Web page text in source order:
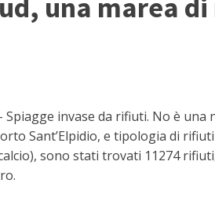
una marea
– Spiagge invase da rifiuti. No è
Sant’Elpidio, e tipologia di
sono stati trovati 11274